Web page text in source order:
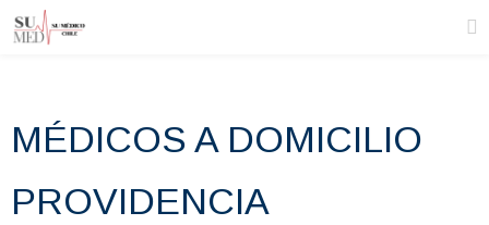
MÉDICOS A DOMICILIO
PROVIDENCIA